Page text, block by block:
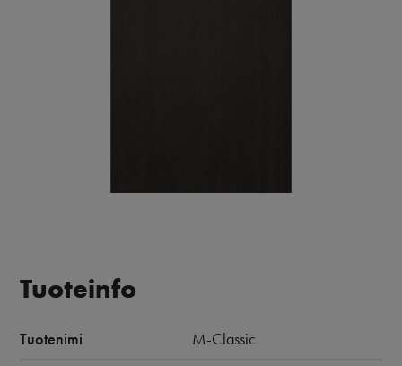
Tuoteinfo
Tuotenimi M-Classic